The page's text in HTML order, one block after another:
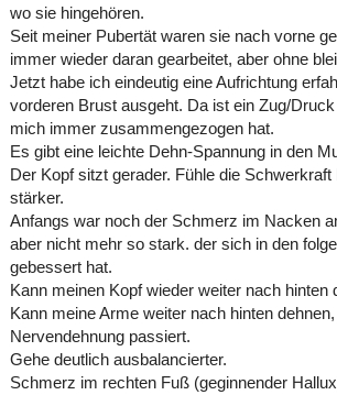
wo sie hingehören.
Seit meiner Pubertät waren sie nach vorne
immer wieder daran gearbeitet, aber ohne
Jetzt habe ich eindeutig eine Aufrichtung
vorderen Brust ausgeht. Da ist ein Zug/
mich immer zusammengezogen hat.
Es gibt eine leichte Dehn-Spannung in den
Der Kopf sitzt gerader. Fühle die Schwerkraft
stärker.
Anfangs war noch der Schmerz im Nacken
aber nicht mehr so stark. der sich in den
gebessert hat.
Kann meinen Kopf wieder weiter nach hinten
Kann meine Arme weiter nach hinten
Nervendehnung passiert.
Gehe deutlich ausbalancierter.
Schmerz im rechten Fuß (geginnender